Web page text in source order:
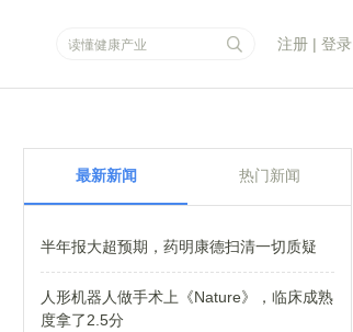
注册 | 登录
最新新闻 热门新闻
半年报大超预期，药明康德扫清一切质疑
人形机器人做手术上《Nature》，临床成熟
度拿了2.5分